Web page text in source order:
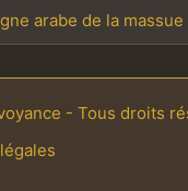
arabe de la massue
- Tous droits